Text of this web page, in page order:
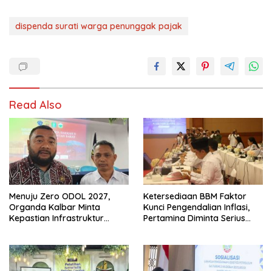
dispenda surati warga penunggak pajak
Read Also
Menuju Zero ODOL 2027,
Organda Kalbar Minta
Kepastian Infrastruktur
Ketersediaan BBM Faktor
Kunci Pengendalian Inflasi,
Pertamina Diminta Serius